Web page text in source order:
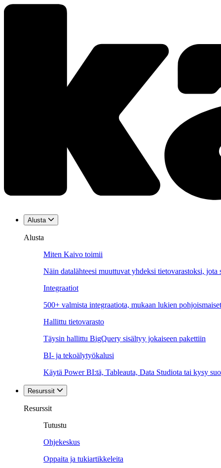
Alusta
Alusta
Miten Kaivo toimii
Näin datalähteesi muuttuvat yhdeksi tietovarastoksi, jota
Integraatiot
500+ valmista integraatiota, mukaan lukien
Hallittu tietovarasto
Täysin hallittu BigQuery sisältyy jokaiseen pakettiin
BI- ja tekoälytyökalusi
Käytä Power BI:tä, Tableauta, Data Studiota tai kysy
Resurssit
Resurssit
Tutustu
Ohjekeskus
Oppaita ja tukiartikkeleita